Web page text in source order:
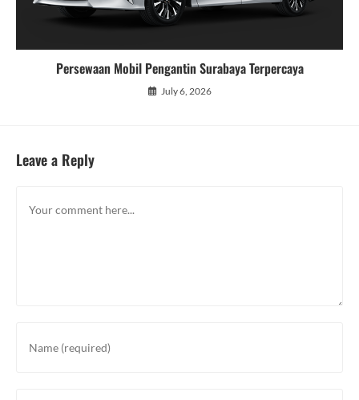
Persewaan Mobil Pengantin Surabaya Terpercaya
July 6, 2026
Leave a Reply
your